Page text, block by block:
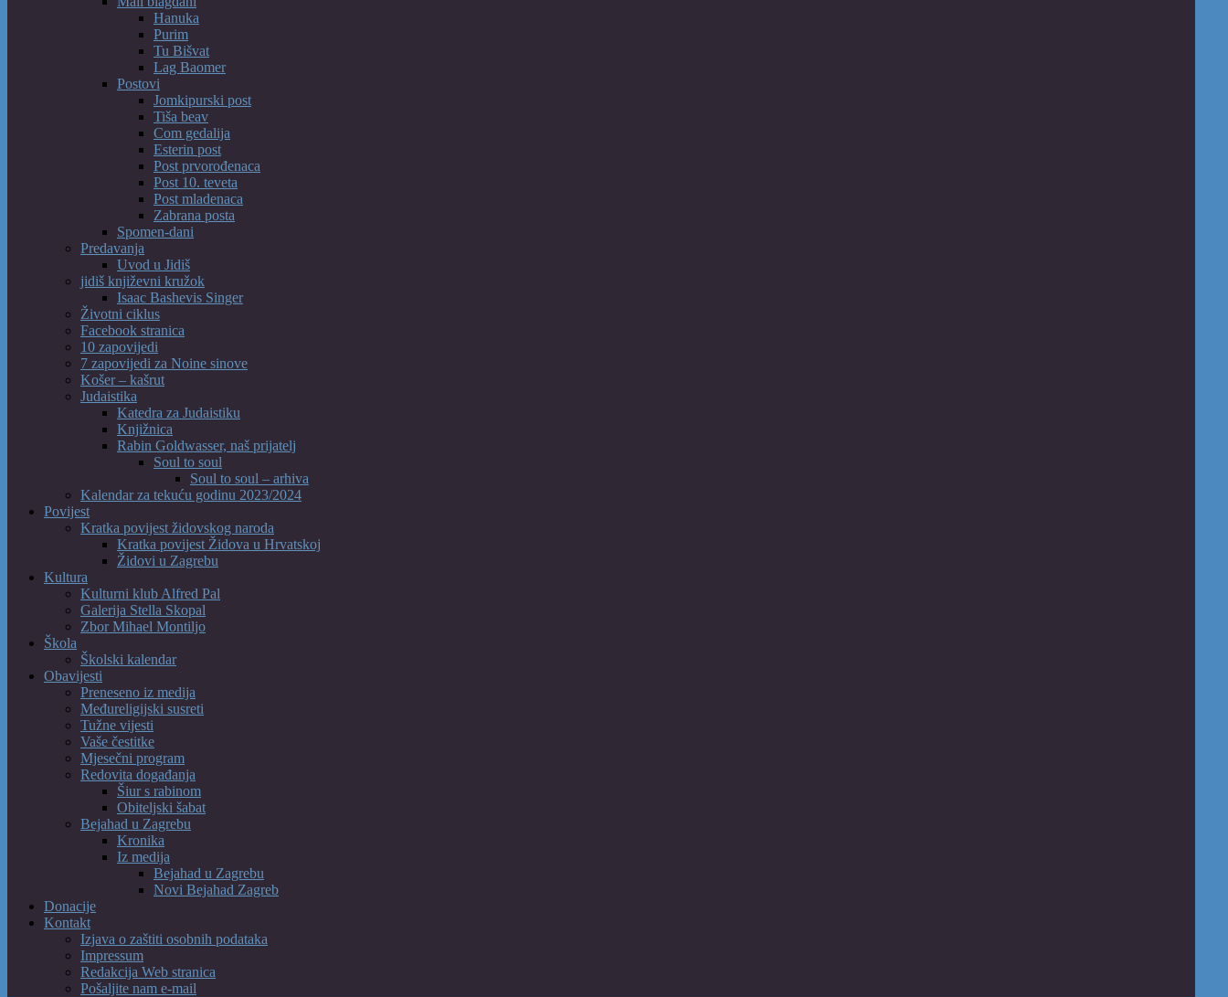
Hanuka
Purim
Tu Bišvat
Lag Baomer
Postovi
Jomkipurski post
Tiša beav
Com gedalija
Esterin post
Post prvorođenaca
Post 10. teveta
Post mladenaca
Zabrana posta
Spomen-dani
Predavanja
Uvod u Jidiš
jidiš književni kružok
Isaac Bashevis Singer
Životni ciklus
Facebook stranica
10 zapovijedi
7 zapovijedi za Noine sinove
Košer – kašrut
Judaistika
Katedra za Judaistiku
Knjižnica
Rabin Goldwasser, naš prijatelj
Soul to soul
Soul to soul – arhiva
Kalendar za tekuću godinu 2023/2024
Povijest
Kratka povijest židovskog naroda
Kratka povijest Židova u Hrvatskoj
Židovi u Zagrebu
Kultura
Kulturni klub Alfred Pal
Galerija Stella Skopal
Zbor Mihael Montiljo
Škola
Školski kalendar
Obavijesti
Preneseno iz medija
Međureligijski susreti
Tužne vijesti
Vaše čestitke
Mjesečni program
Redovita događanja
Šiur s rabinom
Obiteljski šabat
Bejahad u Zagrebu
Kronika
Iz medija
Bejahad u Zagrebu
Novi Bejahad Zagreb
Donacije
Kontakt
Izjava o zaštiti osobnih podataka
Impressum
Redakcija Web stranica
Pošaljite nam e-mail